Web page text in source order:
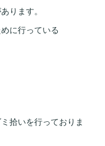
ります。
に行っている
拾いを行っておりま